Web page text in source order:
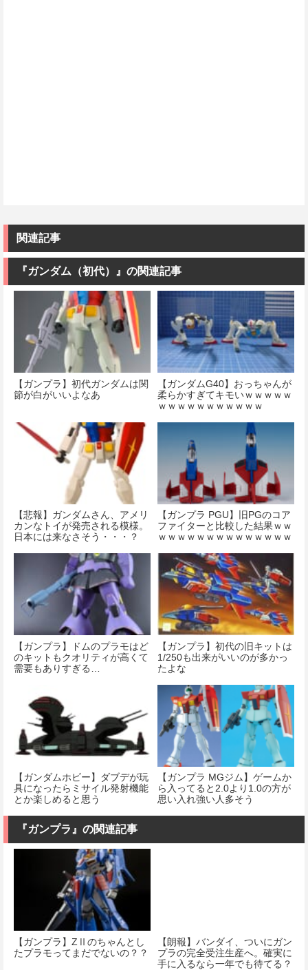
関連記事
『ガンダム（初代）』の関連記事
【ガンプラ】初代ガンダムは関
節が白がいいよなあ
【ガンダムG40】おっちゃんが
柔らかすぎてキモいｗｗｗｗｗ
ｗｗｗｗｗｗｗｗｗｗｗ
【悲報】ガンダムさん、アメリ
カンなトイが発売される模様。
日本には来なさそう・・・？
【ガンプラ PGU】旧PGのコア
ファイターと比較した結果ｗｗ
ｗｗｗｗｗｗｗｗｗｗｗｗｗｗ
【ガンプラ】ドムのプラモはど
のキットもクオリティが高くて
需要もありすぎる…
【ガンプラ】初代の旧キットは
1/250も出来がいいのが多かっ
たよな
【ガンダムホビー】ダブデが玩
具になったらミサイル発射機能
とか楽しめると思う
【ガンプラ MGジム】ゲームか
ら入ってると2.0より1.0の方が
思い入れ強い人多そう
『ガンプラ』の関連記事
【ガンプラ】ΖⅡのちゃんとし
たプラモってまだでないの？？
【朗報】バンダイ、ついにガン
プラの完全受注生産へ。確実に
手に入るなら一年でも待てる？